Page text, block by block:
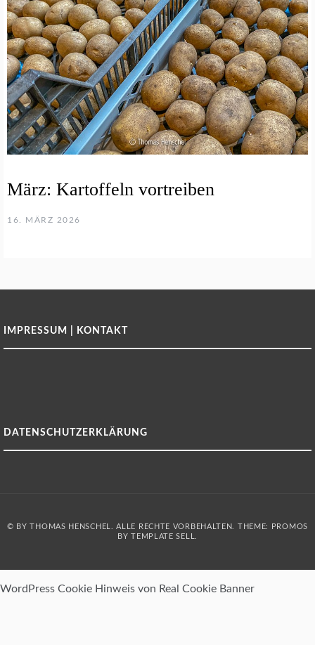
März: Kartoffeln vortreiben
16. MÄRZ 2026
IMPRESSUM | KONTAKT
DATENSCHUTZERKLÄRUNG
© BY THOMAS HENSCHEL. ALLE RECHTE VORBEHALTEN. THEME: PROMOS
BY
TEMPLATE SELL.
WordPress Cookie Hinweis von Real Cookie Banner